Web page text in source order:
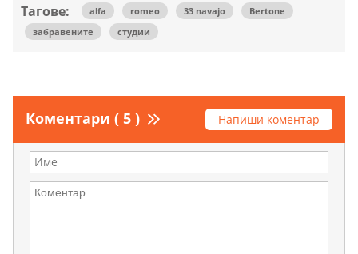
Тагове: alfa romeo 33 navajo
Bertone
забравените
студии
Коментари ( 5 ) Напиши коментар